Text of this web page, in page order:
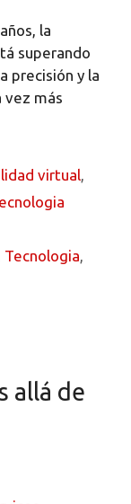
la
superando
precisión y la
vez más
virtual
Tecnologia
allá de